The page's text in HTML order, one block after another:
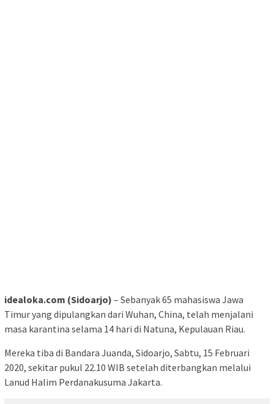
idealoka.com (Sidoarjo) – Sebanyak 65 mahasiswa Jawa
Timur yang dipulangkan dari Wuhan, China, telah menjalani
masa karantina selama 14 hari di Natuna, Kepulauan Riau.
Mereka tiba di Bandara Juanda, Sidoarjo, Sabtu, 15 Februari
2020, sekitar pukul 22.10 WIB setelah diterbangkan melalui
Lanud Halim Perdanakusuma Jakarta.